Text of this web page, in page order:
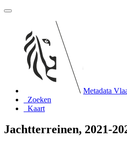
Metadata
Zoeken
Kaart
Jachtterreinen, 2021-